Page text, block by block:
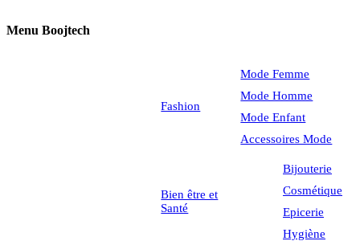
Menu Boojtech
Fashion
Mode Femme
Mode Homme
Mode Enfant
Accessoires Mode
Bien être et
Santé
Bijouterie
Cosmétique
Epicerie
Hygiène